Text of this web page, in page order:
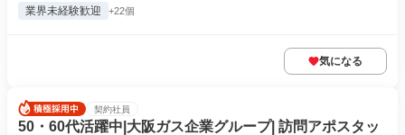
業界未経験歓迎 +22個
気になる
契約社員
50・60代活躍中|大阪ガス企業グループ| 訪問アポスタッ